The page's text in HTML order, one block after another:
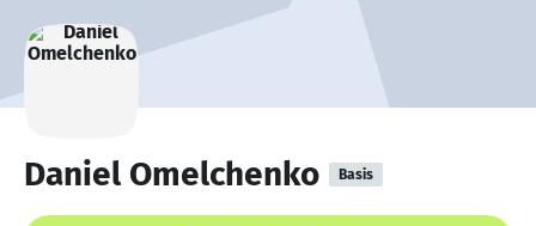
Daniel Omelchenko Basis